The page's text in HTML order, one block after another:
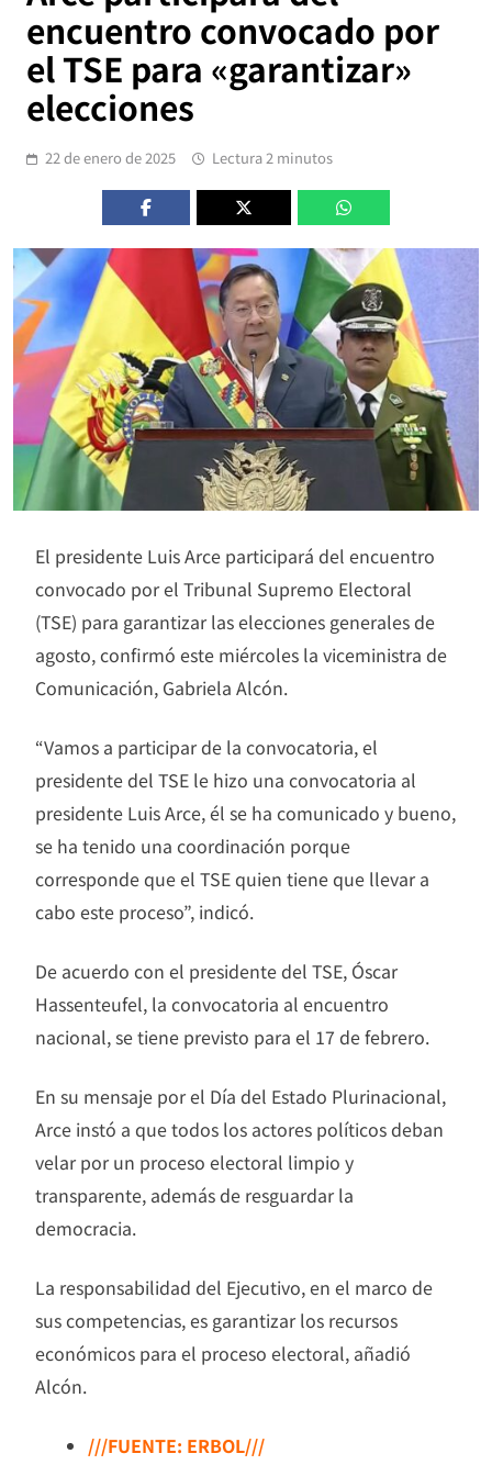
encuentro convocado por
el TSE para «garantizar»
elecciones
22 de enero de 2025 Lectura 2 minutos
El presidente Luis Arce participará del encuentro
convocado por el Tribunal Supremo Electoral
(TSE) para garantizar las elecciones generales de
agosto, confirmó este miércoles la viceministra de
Comunicación, Gabriela Alcón.
“Vamos a participar de la convocatoria, el
presidente del TSE le hizo una convocatoria al
presidente Luis Arce, él se ha comunicado y bueno,
se ha tenido una coordinación porque
corresponde que el TSE quien tiene que llevar a
cabo este proceso”, indicó.
De acuerdo con el presidente del TSE, Óscar
Hassenteufel, la convocatoria al encuentro
nacional, se tiene previsto para el 17 de febrero.
En su mensaje por el Día del Estado Plurinacional,
Arce instó a que todos los actores políticos deban
velar por un proceso electoral limpio y
transparente, además de resguardar la
democracia.
La responsabilidad del Ejecutivo, en el marco de
sus competencias, es garantizar los recursos
económicos para el proceso electoral, añadió
Alcón.
///FUENTE: ERBOL///